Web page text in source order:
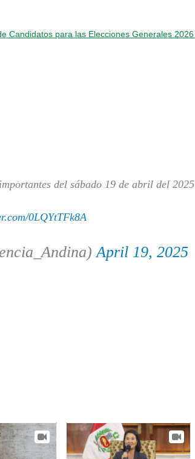
Candidatos para las Elecciones Generales 2026
del sábado 19 de abril del 2025
0LQYtTFk8A
April 19, 2025